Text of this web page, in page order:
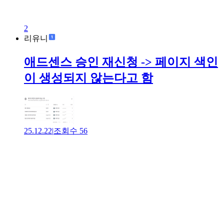
2
리유니
애드센스 승인 재신청 -> 페이지 색인
이 생성되지 않는다고 함
25.12.22|조회수 56